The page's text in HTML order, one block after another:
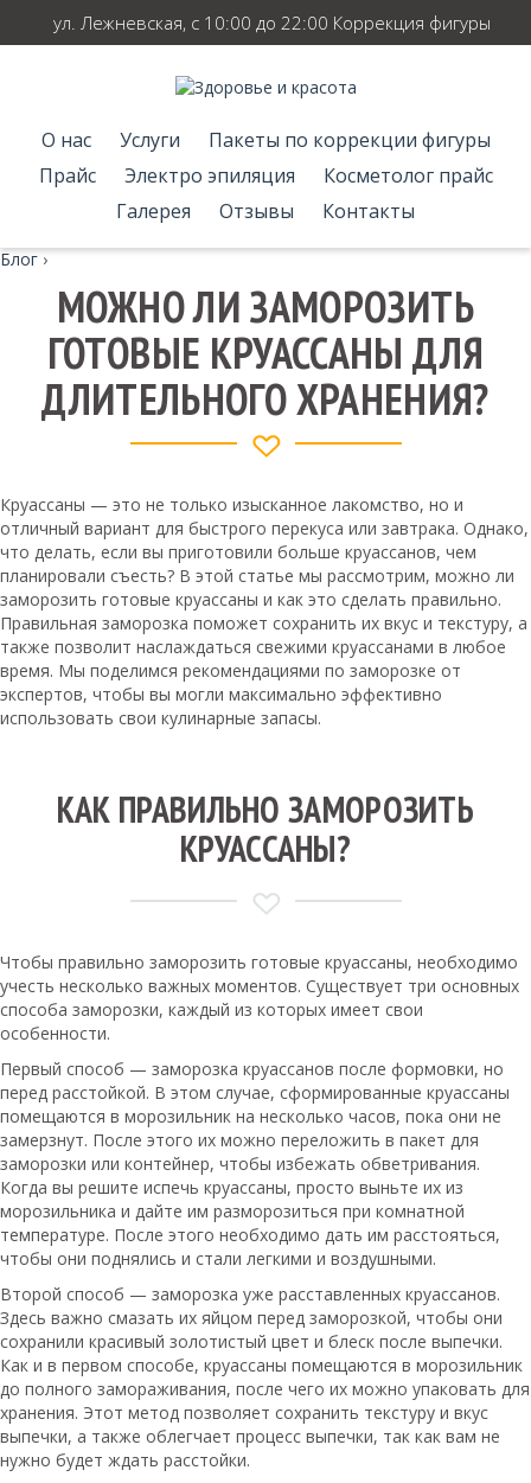
ул. Лежневская, с 10:00 до 22:00 Коррекция фигуры
О нас Услуги
Пакеты по коррекции фигуры
Прайс
Электро эпиляция
Косметолог прайс
Галерея
Отзывы Контакты
Блог ›
МОЖНО ЛИ ЗАМОРОЗИТЬ
ГОТОВЫЕ КРУАССАНЫ ДЛЯ
ДЛИТЕЛЬНОГО ХРАНЕНИЯ?
Круассаны — это не только изысканное лакомство, но и
отличный вариант для быстрого перекуса или завтрака. Однако,
что делать, если вы приготовили больше круассанов, чем
планировали съесть? В этой статье мы рассмотрим, можно ли
заморозить готовые круассаны и как это сделать правильно.
Правильная заморозка поможет сохранить их вкус и текстуру, а
также позволит наслаждаться свежими круассанами в любое
время. Мы поделимся рекомендациями по заморозке от
экспертов, чтобы вы могли максимально эффективно
использовать свои кулинарные запасы.
КАК ПРАВИЛЬНО ЗАМОРОЗИТЬ
КРУАССАНЫ?
Чтобы правильно заморозить готовые круассаны, необходимо
учесть несколько важных моментов. Существует три основных
способа заморозки, каждый из которых имеет свои
особенности.
Первый способ — заморозка круассанов после формовки, но
перед расстойкой. В этом случае, сформированные круассаны
помещаются в морозильник на несколько часов, пока они не
замерзнут. После этого их можно переложить в пакет для
заморозки или контейнер, чтобы избежать обветривания.
Когда вы решите испечь круассаны, просто выньте их из
морозильника и дайте им разморозиться при комнатной
температуре. После этого необходимо дать им расстояться,
чтобы они поднялись и стали легкими и воздушными.
Второй способ — заморозка уже расставленных круассанов.
Здесь важно смазать их яйцом перед заморозкой, чтобы они
сохранили красивый золотистый цвет и блеск после выпечки.
Как и в первом способе, круассаны помещаются в морозильник
до полного замораживания, после чего их можно упаковать для
хранения. Этот метод позволяет сохранить текстуру и вкус
выпечки, а также облегчает процесс выпечки, так как вам не
нужно будет ждать расстойки.